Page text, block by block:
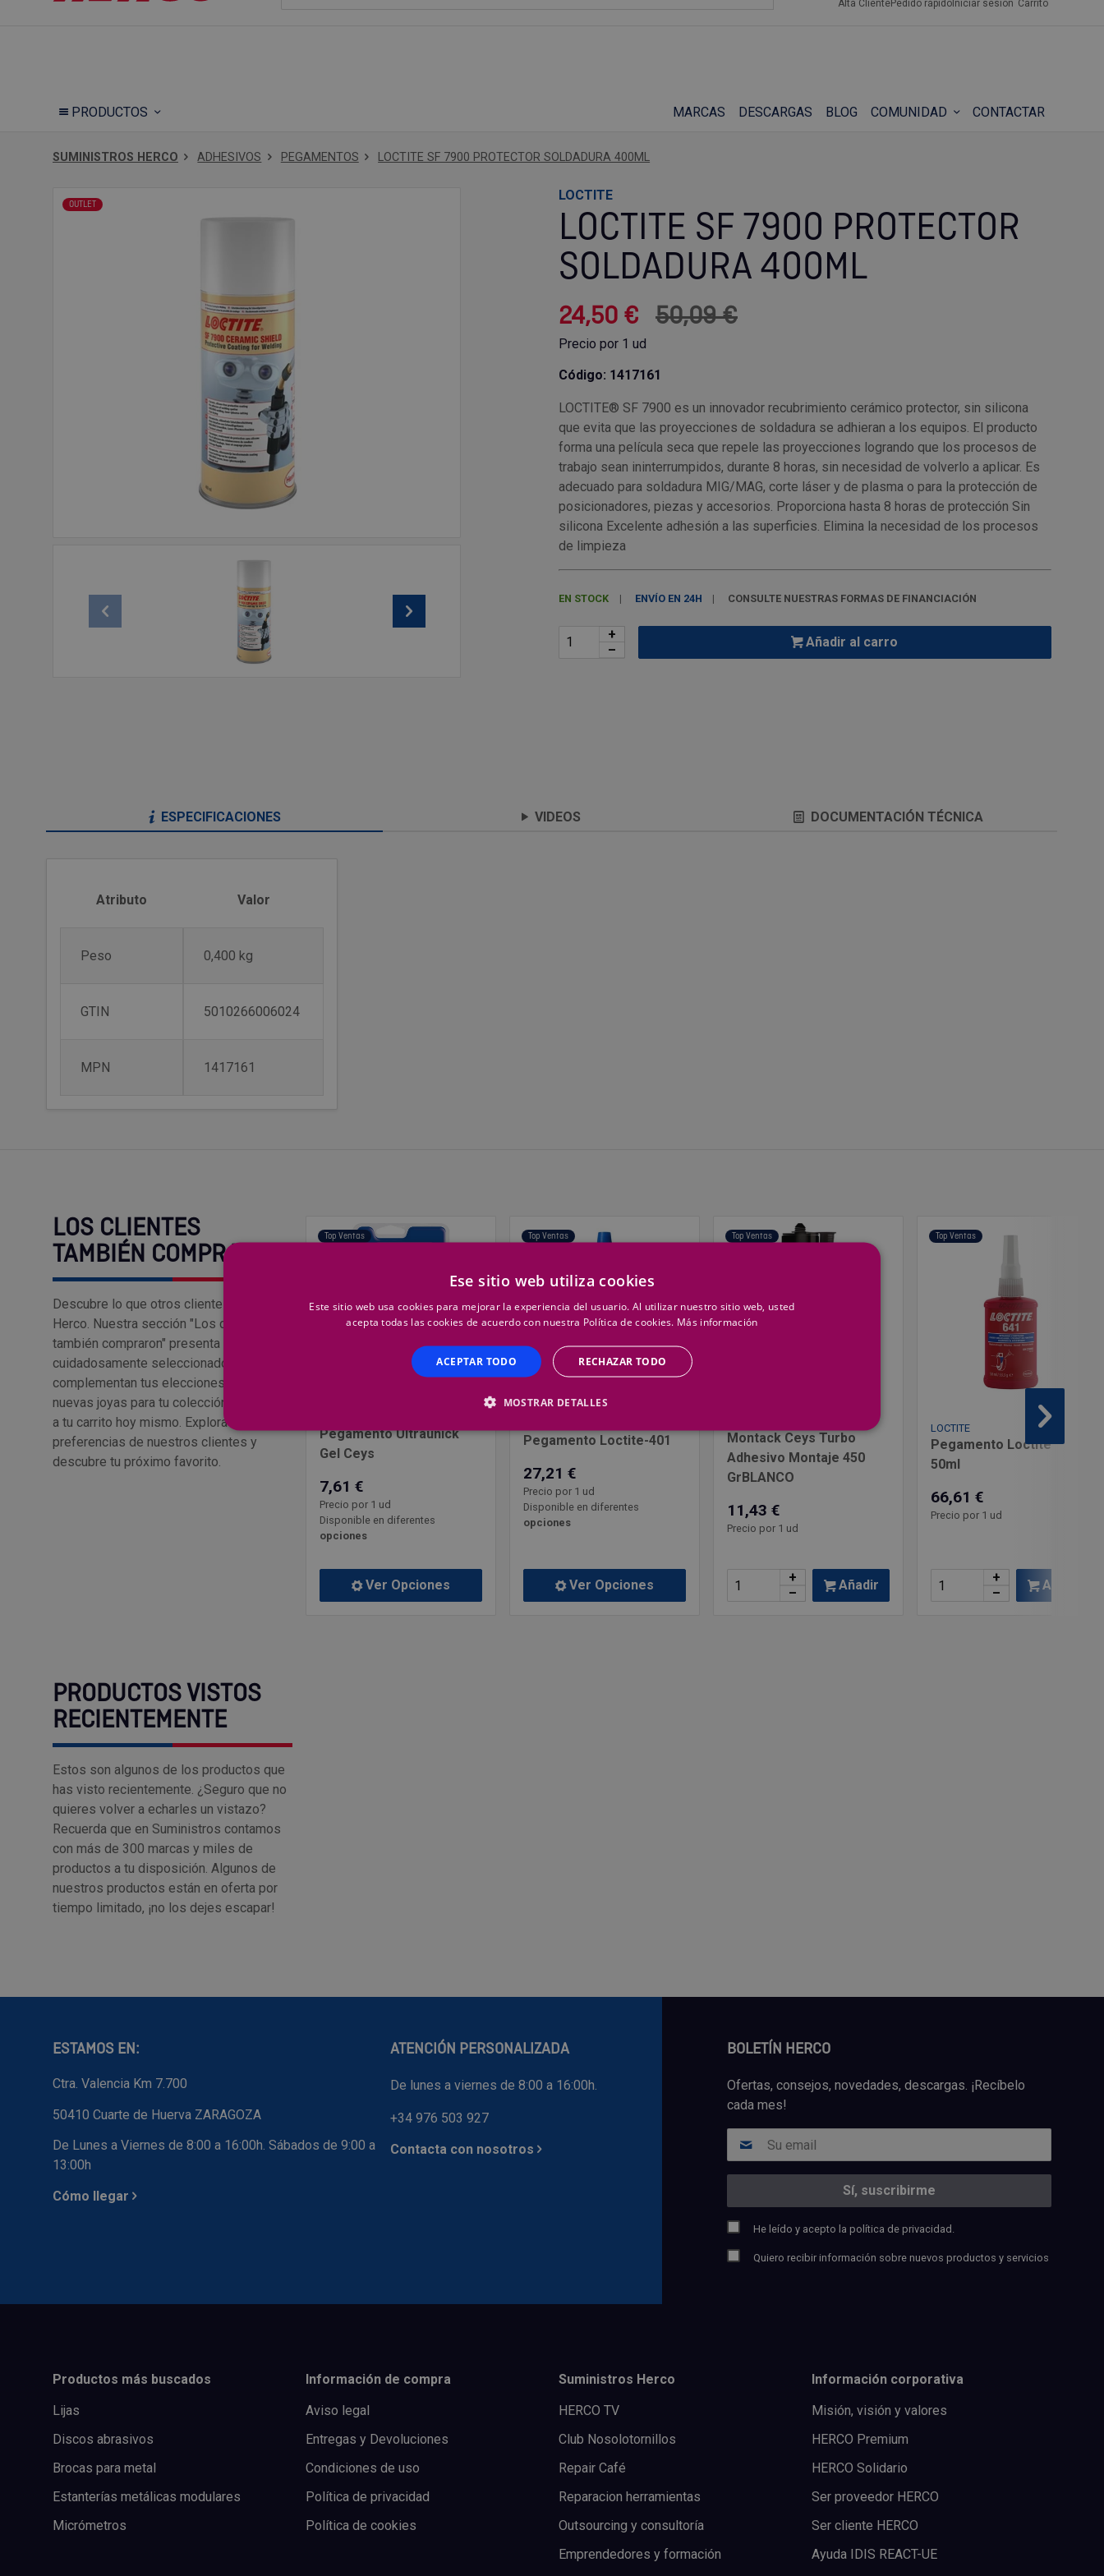
Alta ClientePedido rápido Iniciar sesión Carrito
PRODUCTOS MARCAS DESCARGAS BLOG COMUNIDAD CONTACTAR
SUMINISTROS HERCO ADHESIVOS PEGAMENTOS LOCTITE SF 7900 PROTECTOR SOLDADURA 400ML
OUTLET
LOCTITE
LOCTITE SF 7900 PROTECTOR
SOLDADURA 400ML
24,50 € 50,09 €
Precio por 1 ud
Código: 1417161
LOCTITE® SF 7900 es un innovador recubrimiento cerámico protector, sin silicona
que evita que las proyecciones de soldadura se adhieran a los equipos. El producto
forma una película seca que repele las proyecciones logrando que los procesos de
trabajo sean ininterrumpidos, durante 8 horas, sin necesidad de volverlo a aplicar. Es
adecuado para soldadura MIG/MAG, corte láser y de plasma o para la protección de
posicionadores, piezas y accesorios. Proporciona hasta 8 horas de protección Sin
silicona Excelente adhesión a las superficies. Elimina la necesidad de los procesos
de limpieza
EN STOCK ENVÍO EN 24H CONSULTE NUESTRAS FORMAS DE FINANCIACIÓN
+
–
Añadir al carro
ESPECIFICACIONES VIDEOS DOCUMENTACIÓN TÉCNICA
Atributo Valor
Peso 0,400 kg
GTIN 5010266006024
MPN 1417161
LOS CLIENTES
TAMBIÉN COMPRARON
Descubre lo que otros clientes aman en
Herco. Nuestra sección "Los clientes
también compraron" presenta productos
cuidadosamente seleccionados que
complementan tus elecciones. Encuentra
nuevas joyas para tu colección y añádelas
a tu carrito hoy mismo. Explora las
preferencias de nuestros clientes y
descubre tu próximo favorito.
Top Ventas
Pegamento Ultraunick
Gel Ceys
7,61 €
Precio por 1 ud
Disponible en diferentes
opciones
Ver Opciones
Top Ventas
Pegamento Loctite-401
27,21 €
Precio por 1 ud
Disponible en diferentes
opciones
Ver Opciones
Top Ventas
Montack Ceys Turbo
Adhesivo Montaje 450
GrBLANCO
11,43 €
Precio por 1 ud
+
–
Añadir
Top Ventas
LOCTITE
Pegamento Loctite-641
50ml
66,61 €
Precio por 1 ud
+
–
Añadir
PRODUCTOS VISTOS
RECIENTEMENTE
Estos son algunos de los productos que
has visto recientemente. ¿Seguro que no
quieres volver a echarles un vistazo?
Recuerda que en Suministros contamos
con más de 300 marcas y miles de
productos a tu disposición. Algunos de
nuestros productos están en oferta por
tiempo limitado, ¡no los dejes escapar!
ESTAMOS EN:
Ctra. Valencia Km 7.700
50410 Cuarte de Huerva ZARAGOZA
De Lunes a Viernes de 8:00 a 16:00h. Sábados de 9:00 a
13:00h
Cómo llegar
ATENCIÓN PERSONALIZADA
De lunes a viernes de 8:00 a 16:00h.
+34 976 503 927
Contacta con nosotros
BOLETÍN HERCO
Ofertas, consejos, novedades, descargas. ¡Recíbelo
cada mes!
He leído y acepto la política de privacidad.
Quiero recibir información sobre nuevos productos y servicios
Productos más buscados
Lijas
Discos abrasivos
Brocas para metal
Estanterías metálicas modulares
Micrómetros
Información de compra
Aviso legal
Entregas y Devoluciones
Condiciones de uso
Política de privacidad
Política de cookies
Suministros Herco
HERCO TV
Club Nosolotornillos
Repair Café
Reparacion herramientas
Outsourcing y consultoría
Emprendedores y formación
Información corporativa
Misión, visión y valores
HERCO Premium
HERCO Solidario
Ser proveedor HERCO
Ser cliente HERCO
Ayuda IDIS REACT-UE
Ese sitio web utiliza cookies
Este sitio web usa cookies para mejorar la experiencia del usuario. Al utilizar nuestro sitio web, usted
acepta todas las cookies de acuerdo con nuestra Política de cookies. Más información
ACEPTAR TODO RECHAZAR TODO
MOSTRAR DETALLES